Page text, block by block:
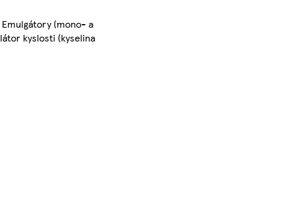
Emulgátory (mono- a
kyslosti (kyselina